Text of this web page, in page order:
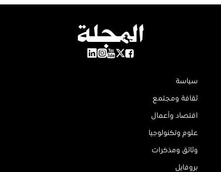
سياسة
ثقافة ومجتمع
اقتصاد وأعمال
علوم وتكنولوجيا
وثائق ومذكرات
بروفايل